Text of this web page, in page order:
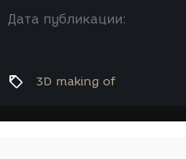
Дата публикации:
3D making of